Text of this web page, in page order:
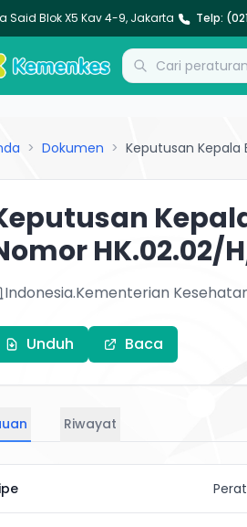
Said Blok X5 Kav 4-9, Jakarta Telp:
Pencarian
> Dokumen > Keputusan Kepala
HK.02.02/
Indonesia.Kementerian
Unduh Baca
Riwayat